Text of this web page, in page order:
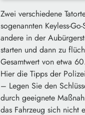
Zwei verschiedene
sogenannten Keyless-
andere in der
starten und dann zu
Gesamtwert von etwa
Hier die Tipps der
– Legen Sie den
durch geeignete
das Fahrzeug sich nicht